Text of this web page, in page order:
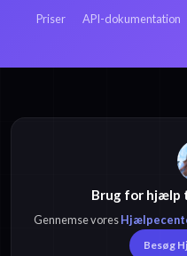
Priser API-dokumentation
Brug for hjælp
Gennemse vores
Besøg